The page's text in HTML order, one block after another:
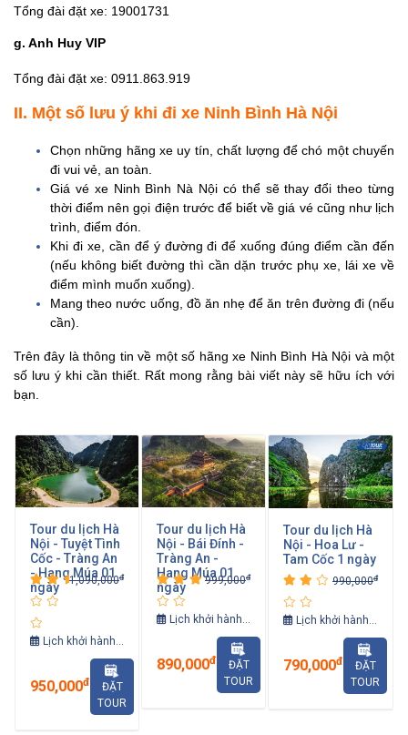
Tổng đài đặt xe: 19001731
g. Anh Huy VIP
Tổng đài đặt xe: 0911.863.919
II. Một số lưu ý khi đi xe Ninh Bình Hà Nội
Chọn những hãng xe uy tín, chất lượng để chó một chuyến
đi vui vẻ, an toàn.
Giá vé xe Ninh Bình Nà Nội có thể sẽ thay đổi theo từng
thời điểm nên gọi điện trước để biết về giá vé cũng như lịch
trình, điểm đón.
Khi đi xe, cần để ý đường đi để xuống đúng điểm cần đến
(nếu không biết đường thì cần dặn trước phụ xe, lái xe về
điểm mình muốn xuống).
Mang theo nước uống, đồ ăn nhẹ để ăn trên đường đi (nếu
cần).
Trên đây là thông tin về một số hãng xe Ninh Bình Hà Nội và một
số lưu ý khi cần thiết. Rất mong rằng bài viết này sẽ hữu ích với
bạn.